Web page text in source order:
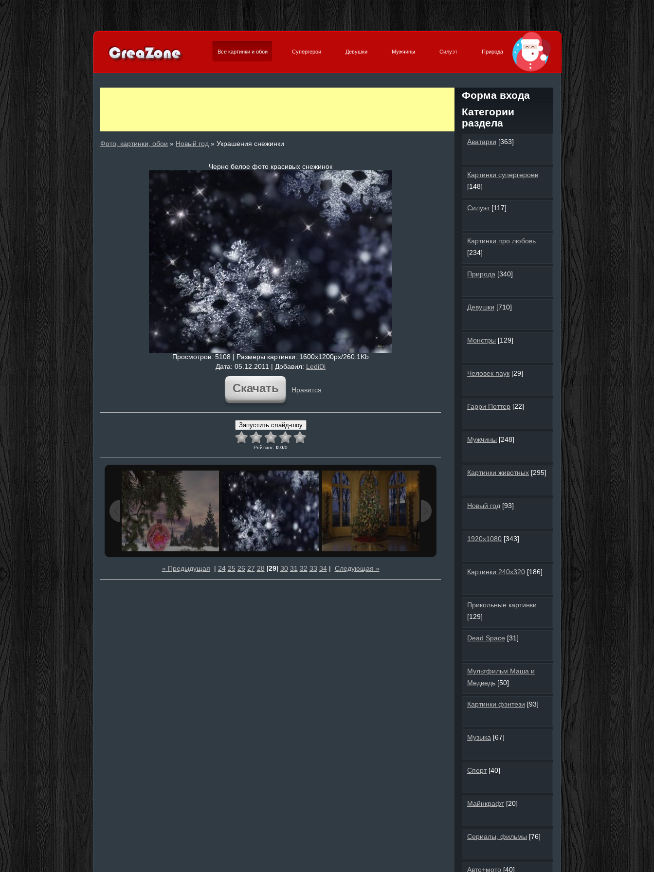
Все картинки и обои Супергерои Девушки Мужчины Силуэт Природа
Фото, картинки, обои » Новый год » Украшения снежинки
Черно белое фото красивых снежинок
Просмотров: 5108 | Размеры картинки: 1600x1200px/260.1Kb
Дата: 05.12.2011 | Добавил: LediDi
Скачать Нравится
Рейтинг: 0.0/0
« Предыдущая | 24 25 26 27 28 [29] 30 31 32 33 34| Следующая »
Форма входа
Категории
раздела
Аватарки [363]
Картинки супергероев
[148]
Силуэт [117]
Картинки про любовь
[234]
Природа [340]
Девушки [710]
Монстры [129]
Человек паук [29]
Гарри Поттер [22]
Мужчины [248]
Картинки животных [295]
Новый год [93]
1920х1080 [343]
Картинки 240х320 [186]
Прикольные картинки
[129]
Dead Space [31]
Мультфильм Маша и
Медведь [50]
Картинки фэнтези [93]
Музыка [67]
Спорт [40]
Майнкрафт [20]
Сериалы, фильмы [76]
Авто+мото [40]